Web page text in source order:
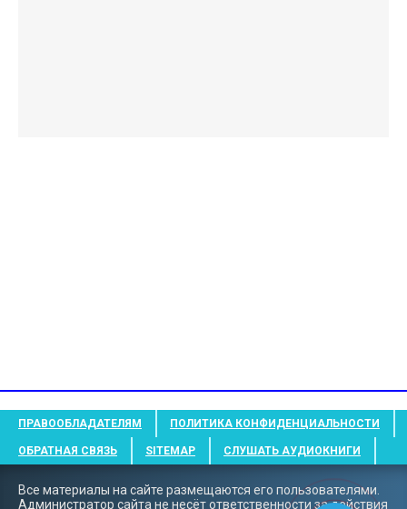
ПРАВООБЛАДАТЕЛЯМ ПОЛИТИКА КОНФИДЕНЦИАЛЬНОСТИ
ОБРАТНАЯ СВЯЗЬ SITEMAP СЛУШАТЬ АУДИОКНИГИ
Все материалы на сайте размещаются его пользователями.
Администратор сайта не несёт ответственности за действия